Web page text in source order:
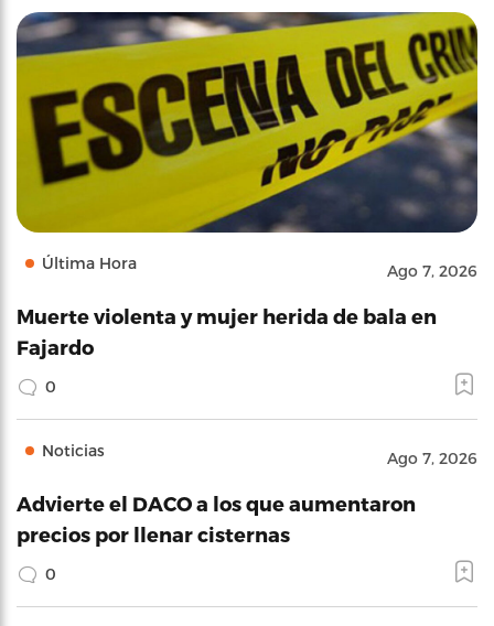
Última Hora Ago 7, 2026
Muerte violenta y mujer herida de bala en
Fajardo
0
Noticias Ago 7, 2026
Advierte el DACO a los que aumentaron
precios por llenar cisternas
0